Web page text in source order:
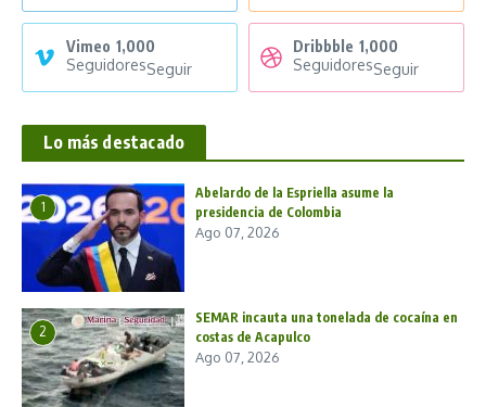
Vimeo 1,000
SeguidoresSeguir
Dribbble 1,000
SeguidoresSeguir
Lo más destacado
1
Abelardo de la Espriella asume la
presidencia de Colombia
Ago 07, 2026
2
SEMAR incauta una tonelada de cocaína en
costas de Acapulco
Ago 07, 2026